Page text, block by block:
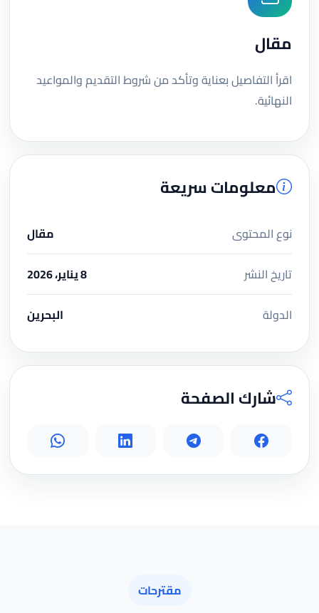
مقال
اقرأ التفاصيل بعناية وتأكد من شروط التقديم والمواعيد
النهائية.
معلومات سريعة
نوع المحتوى
مقال
تاريخ النشر
8 يناير، 2026
الدولة
البحرين
شارك الصفحة
مقترحات